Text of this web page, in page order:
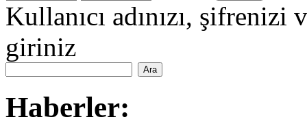
Kullanıcı adınızı,
giriniz
Haberler: